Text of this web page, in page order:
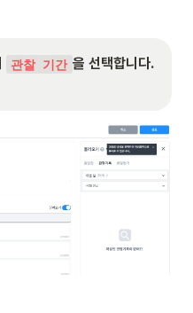
관찰 기간 을 선택합니다.